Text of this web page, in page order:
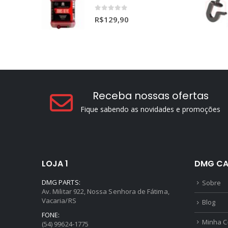
0out of 5
129,90
Receba nossas ofertas
Fique sabendo as novidades e promoções
DMG PARTS:
Av. Militar 922, Nossa Senhora de Fátima,
FONE:
Blog